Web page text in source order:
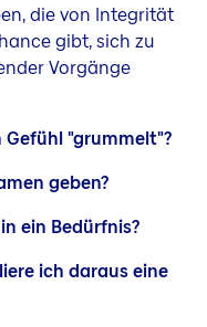
die von Integrität
gibt, sich zu
Vorgänge
Gefühl "grummelt"?
geben?
ein Bedürfnis?
ich daraus eine